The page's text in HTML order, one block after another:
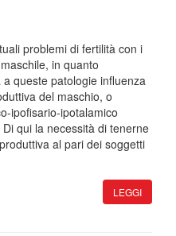
problemi di fertilità con i
in quanto
queste patologie influenza
del maschio, o
ipofisario-ipotalamico
qui la necessità di tenerne
al pari dei soggetti
LEGGI